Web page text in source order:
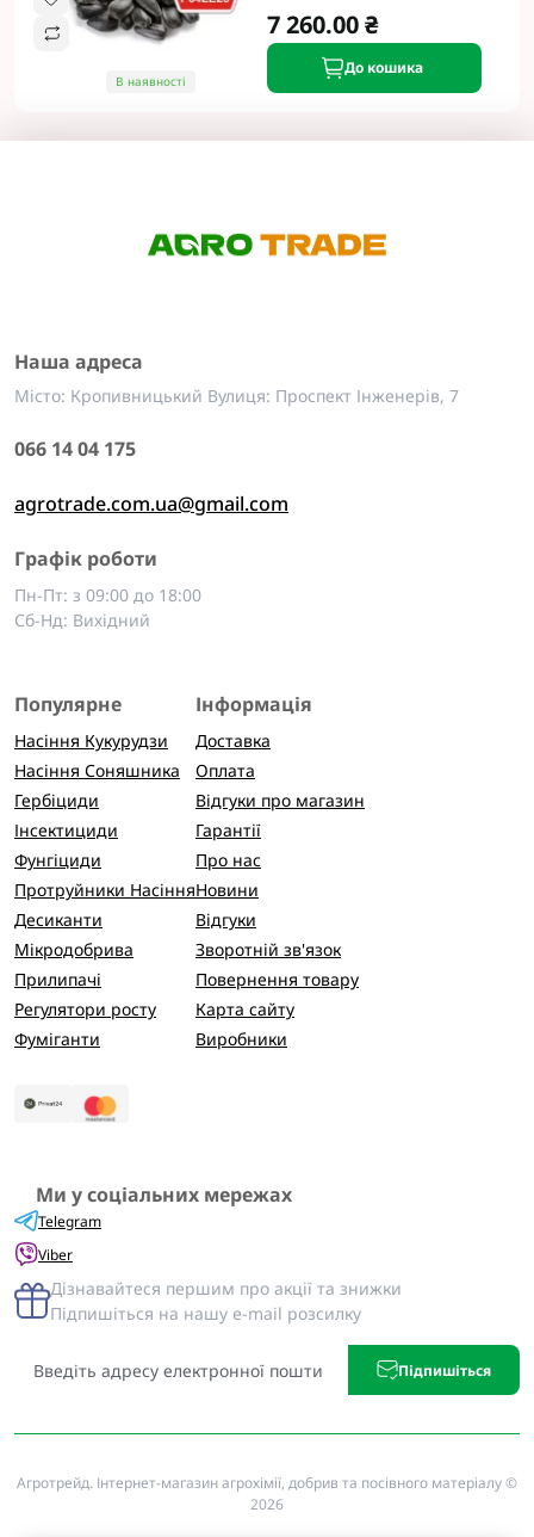
В наявності
7 260.00 ₴
До кошика
Наша адреса
Місто: Кропивницький Вулиця: Проспект Інженерів, 7
066 14 04 175
agrotrade.com.ua@gmail.com
Графік роботи
Пн-Пт: з 09:00 до 18:00
Сб-Нд: Вихідний
Популярне
Насіння Кукурудзи
Насіння Соняшника
Гербіциди
Інсектициди
Фунгіциди
Протруйники Насіння
Десиканти
Мікродобрива
Прилипачі
Регулятори росту
Фуміганти
Інформація
Доставка
Оплата
Відгуки про магазин
Гарантії
Про нас
Новини
Відгуки
Зворотній зв'язок
Повернення товару
Карта сайту
Виробники
Ми у соціальних мережах
Telegram
Viber
Дізнавайтеся першим про акції та знижки
Підпишіться на нашу e-mail розсилку
Підпишіться
Агротрейд. Інтернет-магазин агрохімії, добрив та посівного матеріалу ©
2026